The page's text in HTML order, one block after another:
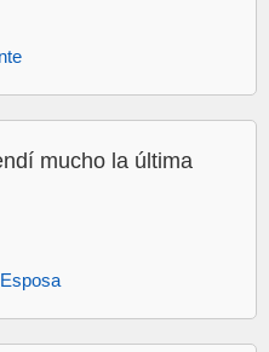
mucho la última